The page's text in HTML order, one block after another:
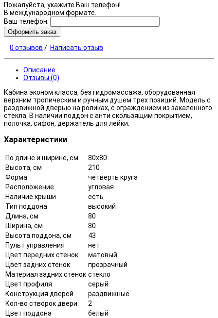
Пожалуйста, укажите Ваш телефон!
В международном формате.
Ваш телефон:
Оформить заказ
0 отзывов / Написать отзыв
Описание
Отзывы (0)
Кабина эконом класса, без гидромассажа, оборудованная
верхним тропическим и ручным душем трех позиций. Модель с
раздвижной дверью на роликах, с ограждением из закаленного
стекла. В наличии поддон с анти скользящим покрытием,
полочка, сифон, держатель для лейки.
Характеристики
По длине и ширине, см
80x80
Высота, см
210
Форма
четверть круга
Расположение
угловая
Наличие крыши
есть
Тип поддона
высокий
Длина, см
80
Ширина, см
80
Высота поддона, см
43
Пульт управления
нет
Цвет передних стенок
матовый
Цвет задних стенок
прозрачный
Материал задних стенок стекло
Цвет профиля
серый
Конструкция дверей
раздвижные
Кол-во створок двери
2
Цвет поддона
белый